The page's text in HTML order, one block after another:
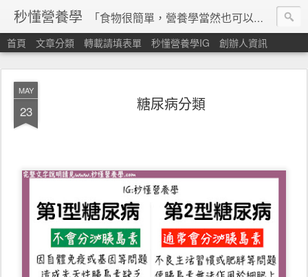
秒懂營養學 「食物很簡單，營養學當然也可以很秒懂」 本站由台灣營養師經營，非商業轉載請填寫
首頁 文章分類 轉載請填表單 秒懂營養學IG 創辦人資訊
MAY
23 糖尿病分類